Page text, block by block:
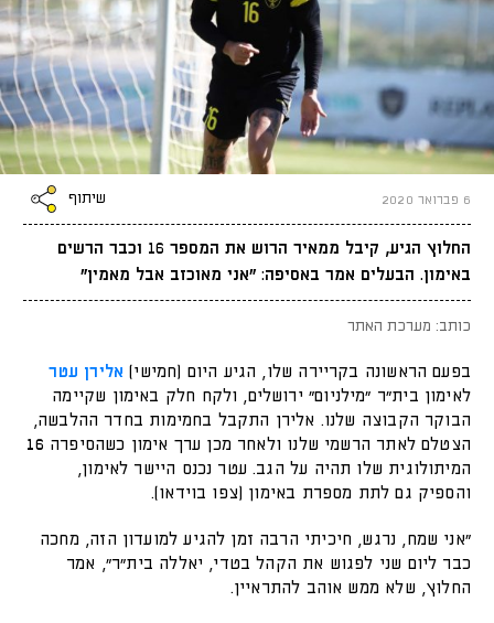
6 פברואר 2020 שיתוף
החלוץ הגיע, קיבל ממאיר הרוש את המספר 16 וכבר הרשים
באימון. הבעלים אמר באסיפה: "אני מאוכזב אבל מאמין"
כותב: מערכת האתר
בפעם הראשונה בקריירה שלו, הגיע היום (חמישי) אלירן עטר
לאימון בית"ר "מילניום" ירושלים, ולקח חלק באימון שקיימה
הבוקר הקבוצה שלנו. אלירן התקבל בחמימות בחדר ההלבשה,
הצטלם לאתר הרשמי שלנו ולאחר מכן ערך אימון כשהסיפרה 16
המיתולוגית שלו תהיה על הגב. עטר נכנס היישר לאימון,
והספיק גם לתת מספרת באימון (צפו בוידאו).
"אני שמח, נרגש, חיכיתי הרבה זמן להגיע למועדון הזה, מחכה
כבר ליום שני לפגוש את הקהל בטדי, יאללה בית"ר", אמר
החלוץ, שלא ממש אוהב להתראיין.